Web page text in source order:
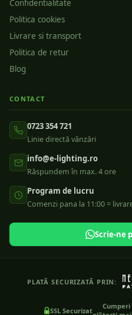
Confidentialitate
Politica cookies
Livrare si transport
Politica de retur
Blog
CONTACT
0723 354 721
Linie directă vânzări
info@e-lighting.ro
Răspundem în max. 4 ore
Program de lucru
Comenzi pana la 11:00 =
Scrie-ne
PLATĂ SECURIZATĂ PRIN:
SSL Securizat
Cumperi